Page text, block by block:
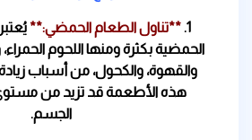
1. **تناول الطعام الحمضي:**
الحمضية بكثرة ومنها اللحوم الحمراء،
والقهوة، والكحول، من أسباب
هذه الأطعمة قد تزيد من
الجسم.